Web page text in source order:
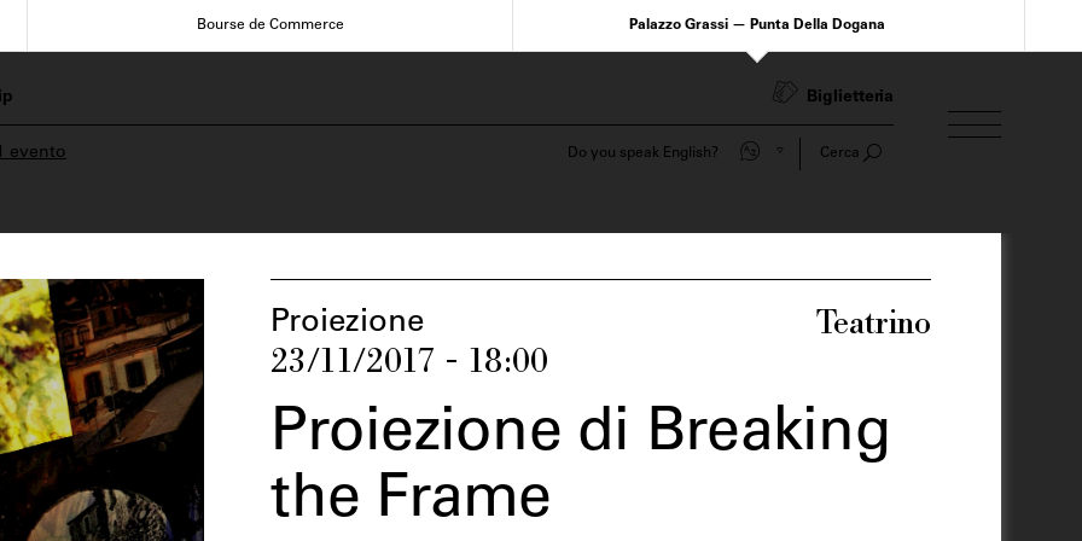
Bourse de Commerce Palazzo Grassi — Punta Della Dogana
Biglietteria
evento Do you speak English? Cerca
Proiezione
23/11/2017 - 18:00
Teatrino
Proiezione di Breaking
the Frame